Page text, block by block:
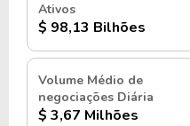
Ativos
$ 98,13 Bilhões
Volume Médio de
negociações Diária
$ 3,67 Milhões